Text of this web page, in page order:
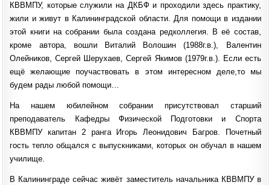
КВВМПУ, которые служили на ДКБФ и проходили здесь практику,
жили и живут в Калининградской области. Для помощи в издании
этой книги на собрании была создана редколлегия. В её состав,
кроме автора, вошли Виталий Волошин (1988г.в.), Валентин
Олейников, Сергей Шерухаев, Сергей Якимов (1979г.в.). Если есть
ещё желающие поучаствовать в этом интересном деле,то мы
будем рады любой помощи…
На нашем юбилейном собрании присутствовал старший
преподаватель Кафедры Физической Подготовки и Спорта
КВВМПУ капитан 2 ранга Игорь Леонидович Багров. Почетный
гость тепло общался с выпускниками, которых он обучал в нашем
училище.
В Калининграде сейчас живёт заместитель начальника КВВМПУ в